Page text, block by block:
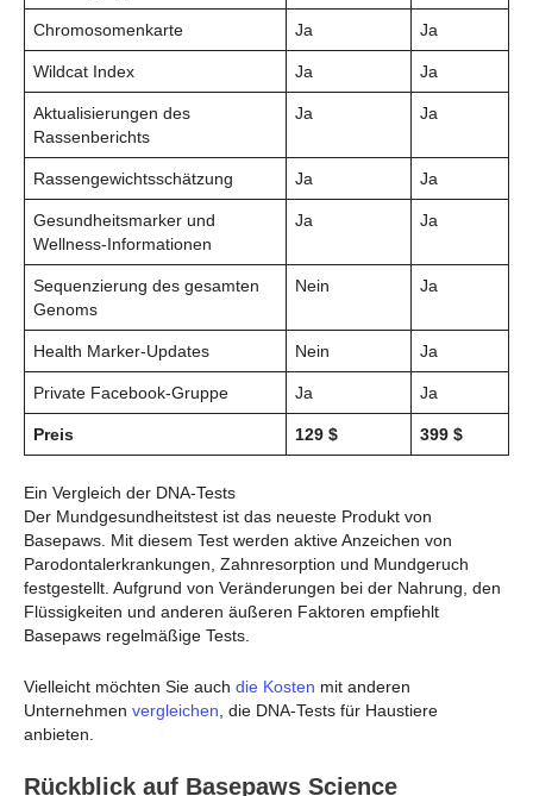
Chromosomenkarte Ja Ja
Wildcat Index Ja Ja
Aktualisierungen des
Rassenberichts
Ja Ja
Rassengewichtsschätzung Ja Ja
Gesundheitsmarker und
Wellness-Informationen
Ja Ja
Sequenzierung des gesamten
Genoms
Nein Ja
Health Marker-Updates Nein Ja
Private Facebook-Gruppe Ja Ja
Preis 129 $ 399 $
Ein Vergleich der DNA-Tests
Der Mundgesundheitstest ist das neueste Produkt von
Basepaws. Mit diesem Test werden aktive Anzeichen von
Parodontalerkrankungen, Zahnresorption und Mundgeruch
festgestellt. Aufgrund von Veränderungen bei der Nahrung, den
Flüssigkeiten und anderen äußeren Faktoren empfiehlt
Basepaws regelmäßige Tests.
Vielleicht möchten Sie auch die Kosten mit anderen
Unternehmen vergleichen , die DNA-Tests für Haustiere
anbieten.
Rückblick auf Basepaws Science